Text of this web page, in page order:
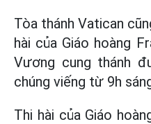
Tòa thánh Vatican
hài của Giáo hoàng
Vương cung thánh
chúng viếng từ 9h
Thi hài của Giáo